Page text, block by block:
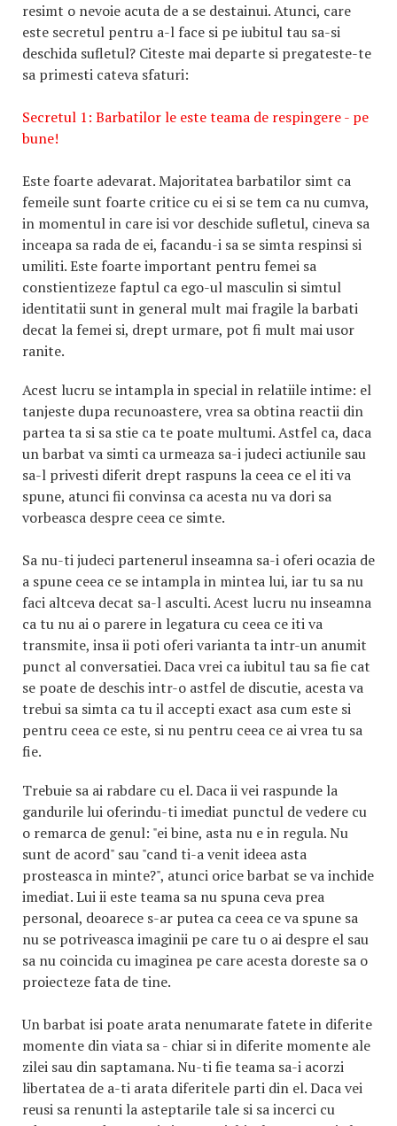
resimt o nevoie acuta de a se destainui. Atunci, care
este secretul pentru a-l face si pe iubitul tau sa-si
deschida sufletul? Citeste mai departe si pregateste-te
sa primesti cateva sfaturi:
Secretul 1: Barbatilor le este teama de respingere - pe
bune!
Este foarte adevarat. Majoritatea barbatilor simt ca
femeile sunt foarte critice cu ei si se tem ca nu cumva,
in momentul in care isi vor deschide sufletul, cineva sa
inceapa sa rada de ei, facandu-i sa se simta respinsi si
umiliti. Este foarte important pentru femei sa
constientizeze faptul ca ego-ul masculin si simtul
identitatii sunt in general mult mai fragile la barbati
decat la femei si, drept urmare, pot fi mult mai usor
ranite.
Acest lucru se intampla in special in relatiile intime: el
tanjeste dupa recunoastere, vrea sa obtina reactii din
partea ta si sa stie ca te poate multumi. Astfel ca, daca
un barbat va simti ca urmeaza sa-i judeci actiunile sau
sa-l privesti diferit drept raspuns la ceea ce el iti va
spune, atunci fii convinsa ca acesta nu va dori sa
vorbeasca despre ceea ce simte.
Sa nu-ti judeci partenerul inseamna sa-i oferi ocazia de
a spune ceea ce se intampla in mintea lui, iar tu sa nu
faci altceva decat sa-l asculti. Acest lucru nu inseamna
ca tu nu ai o parere in legatura cu ceea ce iti va
transmite, insa ii poti oferi varianta ta intr-un anumit
punct al conversatiei. Daca vrei ca iubitul tau sa fie cat
se poate de deschis intr-o astfel de discutie, acesta va
trebui sa simta ca tu il accepti exact asa cum este si
pentru ceea ce este, si nu pentru ceea ce ai vrea tu sa
fie.
Trebuie sa ai rabdare cu el. Daca ii vei raspunde la
gandurile lui oferindu-ti imediat punctul de vedere cu
o remarca de genul: "ei bine, asta nu e in regula. Nu
sunt de acord" sau "cand ti-a venit ideea asta
prosteasca in minte?", atunci orice barbat se va inchide
imediat. Lui ii este teama sa nu spuna ceva prea
personal, deoarece s-ar putea ca ceea ce va spune sa
nu se potriveasca imaginii pe care tu o ai despre el sau
sa nu coincida cu imaginea pe care acesta doreste sa o
proiecteze fata de tine.
Un barbat isi poate arata nenumarate fatete in diferite
momente din viata sa - chiar si in diferite momente ale
zilei sau din saptamana. Nu-ti fie teama sa-i acorzi
libertatea de a-ti arata diferitele parti din el. Daca vei
reusi sa renunti la asteptarile tale si sa incerci cu